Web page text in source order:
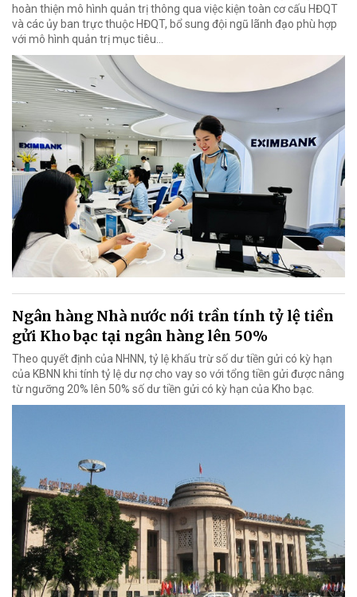
hoàn thiện mô hình quản trị thông qua việc kiện toàn cơ cấu HĐQT
và các ủy ban trực thuộc HĐQT, bổ sung đội ngũ lãnh đạo phù hợp
với mô hình quản trị mục tiêu...
Ngân hàng Nhà nước nới trần tính tỷ lệ tiền
gửi Kho bạc tại ngân hàng lên 50%
Theo quyết định của NHNN, tỷ lệ khấu trừ số dư tiền gửi có kỳ hạn
của KBNN khi tính tỷ lệ dư nợ cho vay so với tổng tiền gửi được nâng
từ ngưỡng 20% lên 50% số dư tiền gửi có kỳ hạn của Kho bạc.